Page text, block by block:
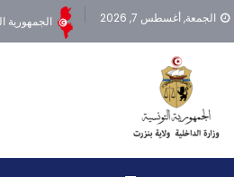
الجمعة, أغسطس 7, 2026 الجمهورية